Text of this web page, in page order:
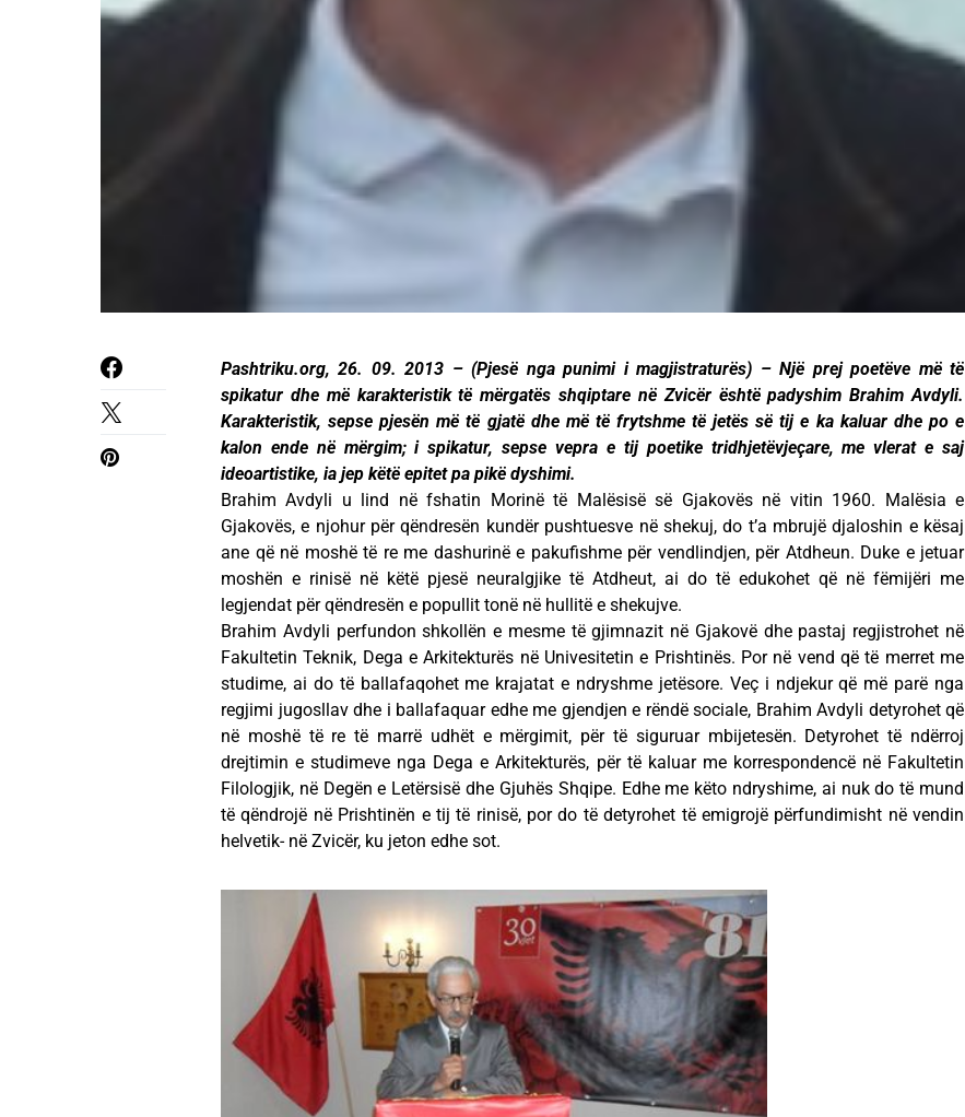
Pashtriku.org, 26. 09. 2013 – (Pjesë nga punimi i magjistraturës) – Një prej poetëve më të
spikatur dhe më karakteristik të mërgatës shqiptare në Zvicër është padyshim Brahim Avdyli.
Karakteristik, sepse pjesën më të gjatë dhe më të frytshme të jetës së tij e ka kaluar dhe po e
kalon ende në mërgim; i spikatur, sepse vepra e tij poetike tridhjetëvjeçare, me vlerat e saj
ideoartistike, ia jep këtë epitet pa pikë dyshimi.
Brahim Avdyli u lind në fshatin Morinë të Malësisë së Gjakovës në vitin 1960. Malësia e
Gjakovës, e njohur për qëndresën kundër pushtuesve në shekuj, do t’a mbrujë djaloshin e kësaj
ane që në moshë të re me dashurinë e pakufishme për vendlindjen, për Atdheun. Duke e jetuar
moshën e rinisë në këtë pjesë neuralgjike të Atdheut, ai do të edukohet që në fëmijëri me
legjendat për qëndresën e popullit tonë në hullitë e shekujve.
Brahim Avdyli perfundon shkollën e mesme të gjimnazit në Gjakovë dhe pastaj regjistrohet në
Fakultetin Teknik, Dega e Arkitekturës në Univesitetin e Prishtinës. Por në vend që të merret me
studime, ai do të ballafaqohet me krajatat e ndryshme jetësore. Veç i ndjekur që më parë nga
regjimi jugosllav dhe i ballafaquar edhe me gjendjen e rëndë sociale, Brahim Avdyli detyrohet që
në moshë të re të marrë udhët e mërgimit, për të siguruar mbijetesën. Detyrohet të ndërroj
drejtimin e studimeve nga Dega e Arkitekturës, për të kaluar me korrespondencë në Fakultetin
Filologjik, në Degën e Letërsisë dhe Gjuhës Shqipe. Edhe me këto ndryshime, ai nuk do të mund
të qëndrojë në Prishtinën e tij të rinisë, por do të detyrohet të emigrojë përfundimisht në vendin
helvetik- në Zvicër, ku jeton edhe sot.